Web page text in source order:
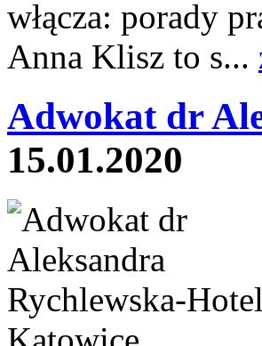
włącza: porady
Anna Klisz to s...
Adwokat dr
15.01.2020